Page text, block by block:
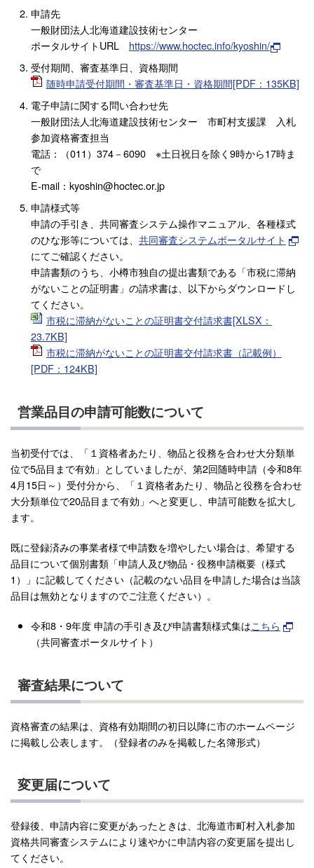
申請先
一般財団法人北海道建設技術センター
ポータルサイトURL https://www.hoctec.info/kyoshin/
受付期間、審査基準日、資格期間
随時申請受付期間・審査基準日・資格期間[PDF：135KB]
電子申請に関する問い合わせ先
一般財団法人北海道建設技術センター 市町村支援課 入札
参加資格審査担当
電話：（011）374－6090 ※土日祝日を除く9時から17時ま
で
E-mail：kyoshin@hoctec.or.jp
申請様式等
申請の手引き、共同審査システム操作マニュアル、各種様式
のひな形等については、 共同審査システムポータルサイト
にてご確認ください。
申請書類のうち、小樽市独自の提出書類である「市税に滞納
がないことの証明書」の請求書は、以下からダウンロードし
てください。
市税に滞納がないことの証明書交付請求書[XLSX：
23.7KB]
市税に滞納がないことの証明書交付請求書（記載例）
[PDF：124KB]
営業品目の申請可能数について
当初受付では、「１資格者あたり、物品と役務を合わせ大分類単
位で5品目まで有効」としていましたが、第2回随時申請（令和8年
4月15日～）受付分から、「１資格者あたり、物品と役務を合わせ
大分類単位で20品目まで有効」へと変更し、申請可能数を拡大し
ます。
既に登録済みの事業者様で申請数を増やしたい場合は、希望する
品目について個別書類「申請人及び物品・役務申請概要（様式
1）」に記載してください（記載のない品目を申請した場合は当該
品目は無効となりますのでご注意ください）。
令和8・9年度 申請の手引き及び申請書類様式集はこちら
（共同審査ポータルサイト）
審査結果について
資格審査の結果は、資格有効期間の初日以降に市のホームページ
に掲載し公表します。（登録者のみを掲載した名簿形式）
変更届について
登録後、申請内容に変更があったときは、北海道市町村入札参加
資格共同審査システムにより速やかに申請内容の変更届を提出し
てください。